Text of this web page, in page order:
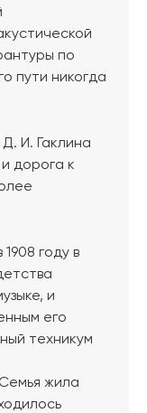
по
пути никогда
И. Гаклина
дорога к
году в
и
его
техникум
жила